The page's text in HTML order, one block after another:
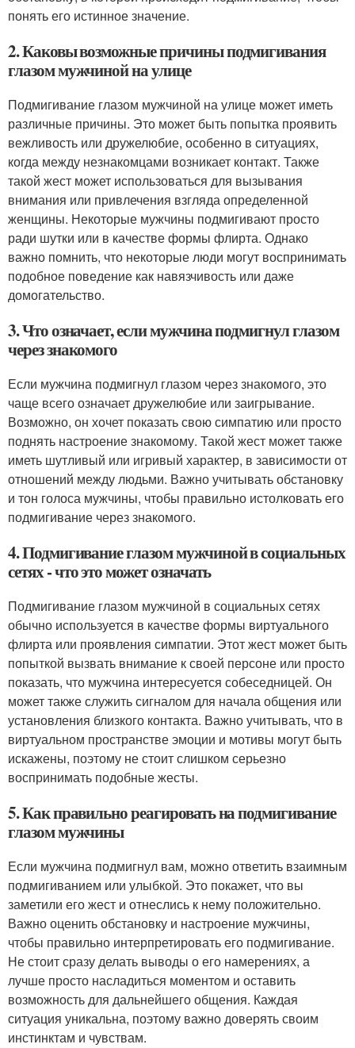
понять его истинное значение.
2. Каковы возможные причины подмигивания
глазом мужчиной на улице
Подмигивание глазом мужчиной на улице может иметь
различные причины. Это может быть попытка проявить
вежливость или дружелюбие, особенно в ситуациях,
когда между незнакомцами возникает контакт. Также
такой жест может использоваться для вызывания
внимания или привлечения взгляда определенной
женщины. Некоторые мужчины подмигивают просто
ради шутки или в качестве формы флирта. Однако
важно помнить, что некоторые люди могут воспринимать
подобное поведение как навязчивость или даже
домогательство.
3. Что означает, если мужчина подмигнул глазом
через знакомого
Если мужчина подмигнул глазом через знакомого, это
чаще всего означает дружелюбие или заигрывание.
Возможно, он хочет показать свою симпатию или просто
поднять настроение знакомому. Такой жест может также
иметь шутливый или игривый характер, в зависимости от
отношений между людьми. Важно учитывать обстановку
и тон голоса мужчины, чтобы правильно истолковать его
подмигивание через знакомого.
4. Подмигивание глазом мужчиной в социальных
сетях - что это может означать
Подмигивание глазом мужчиной в социальных сетях
обычно используется в качестве формы виртуального
флирта или проявления симпатии. Этот жест может быть
попыткой вызвать внимание к своей персоне или просто
показать, что мужчина интересуется собеседницей. Он
может также служить сигналом для начала общения или
установления близкого контакта. Важно учитывать, что в
виртуальном пространстве эмоции и мотивы могут быть
искажены, поэтому не стоит слишком серьезно
воспринимать подобные жесты.
5. Как правильно реагировать на подмигивание
глазом мужчины
Если мужчина подмигнул вам, можно ответить взаимным
подмигиванием или улыбкой. Это покажет, что вы
заметили его жест и отнеслись к нему положительно.
Важно оценить обстановку и настроение мужчины,
чтобы правильно интерпретировать его подмигивание.
Не стоит сразу делать выводы о его намерениях, а
лучше просто насладиться моментом и оставить
возможность для дальнейшего общения. Каждая
ситуация уникальна, поэтому важно доверять своим
инстинктам и чувствам.